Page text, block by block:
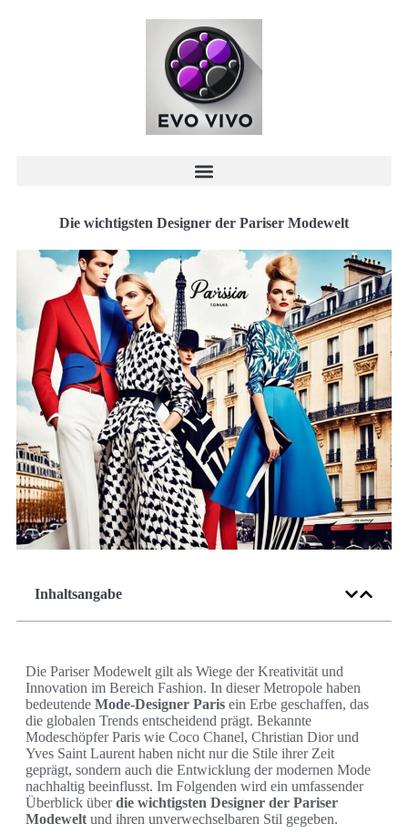
Die wichtigsten Designer der Pariser Modewelt
Inhaltsangabe
Die Pariser Modewelt gilt als Wiege der Kreativität und
Innovation im Bereich Fashion. In dieser Metropole haben
bedeutende Mode-Designer Paris ein Erbe geschaffen, das
die globalen Trends entscheidend prägt. Bekannte
Modeschöpfer Paris wie Coco Chanel, Christian Dior und
Yves Saint Laurent haben nicht nur die Stile ihrer Zeit
geprägt, sondern auch die Entwicklung der modernen Mode
nachhaltig beeinflusst. Im Folgenden wird ein umfassender
Überblick überdie wichtigsten Designer der Pariser
Modewelt und ihren unverwechselbaren Stil gegeben.